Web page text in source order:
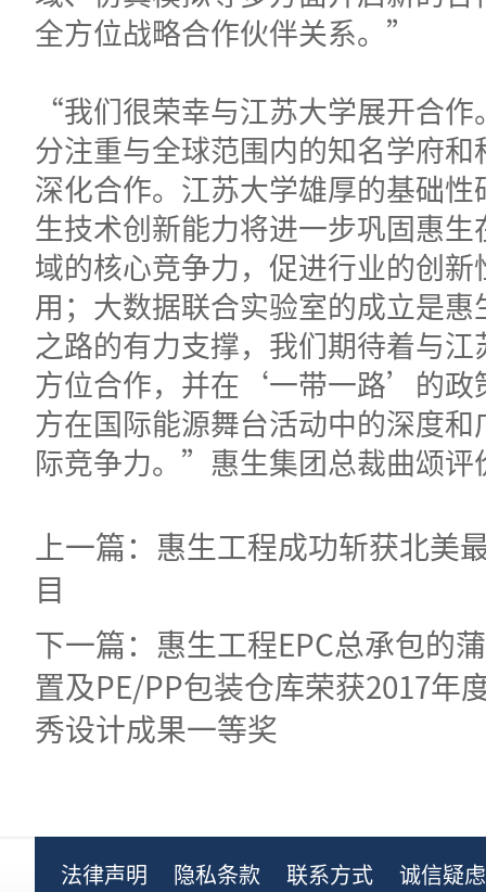
全方位战略合作伙伴关系。”
“我们很荣幸与江苏大学展开合
分注重与全球范围内的知名学府
深化合作。江苏大学雄厚的基础
生技术创新能力将进一步巩固惠
域的核心竞争力，促进行业的创新
用；大数据联合实验室的成立是
之路的有力支撑，我们期待着与
方位合作，并在‘一带一路’的政
方在国际能源舞台活动中的深度
际竞争力。”惠生集团总裁曲颂评
上一篇：惠生工程成功斩获北美
目
下一篇：惠生工程EPC总承包的
置及PE/PP包装仓库荣获2017年
秀设计成果一等奖
法律声明 隐私条款 联系方式 诚信疑